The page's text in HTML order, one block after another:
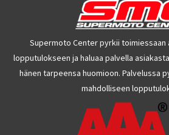
Supermoto Center pyrkii
lopputulokseen ja haluaa palvella
hänen tarpeensa huomioon. Palvelussa
mahdolliseen